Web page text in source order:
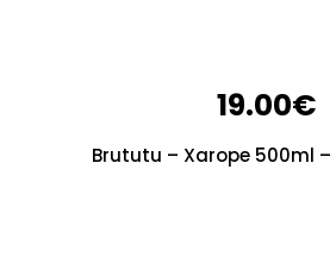
19.00€
Brututu – Xarope 500ml